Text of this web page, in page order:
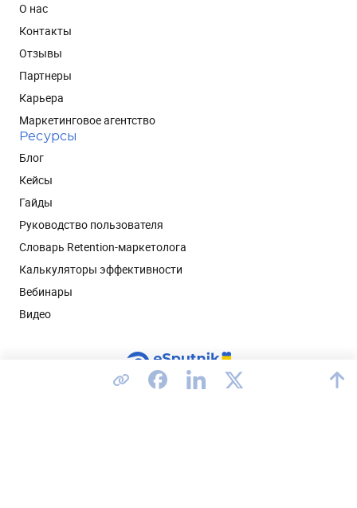
О нас
Контакты
Отзывы
Партнеры
Карьера
Маркетинговое агентство
Ресурсы
Блог
Кейсы
Гайды
Руководство пользователя
Словарь Retention-маркетолога
Калькуляторы эффективности
Вебинары
Видео